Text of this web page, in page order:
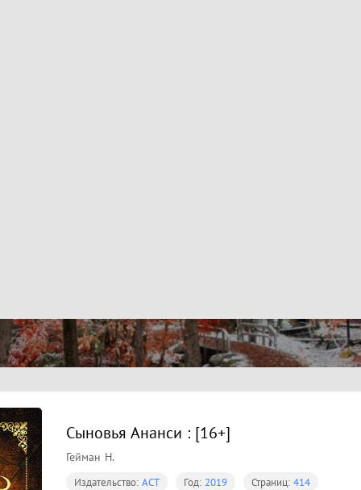
Сыновья Ананси : [16+]
Гейман Н.
Издательство: АСТ Год: 2019 Страниц: 414